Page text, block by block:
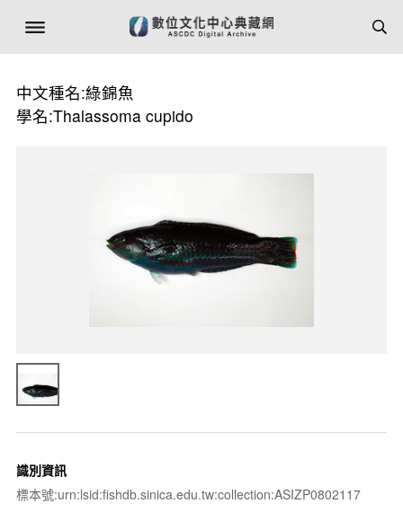
中文種名:綠錦魚
學名:Thalassoma cupido
識別資訊
標本號:urn:lsid:fishdb.sinica.edu.tw:collection:ASIZP0802117